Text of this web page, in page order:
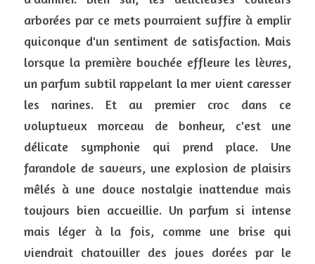
arborées par ce mets pourraient suffire à emplir
quiconque d'un sentiment de satisfaction. Mais
lorsque la première bouchée effleure les lèvres,
un parfum subtil rappelant la mer vient caresser
les narines. Et au premier croc dans ce
voluptueux morceau de bonheur, c'est une
délicate symphonie qui prend place. Une
farandole de saveurs, une explosion de plaisirs
mêlés à une douce nostalgie inattendue mais
toujours bien accueillie. Un parfum si intense
mais léger à la fois, comme une brise qui
viendrait chatouiller des joues dorées par le